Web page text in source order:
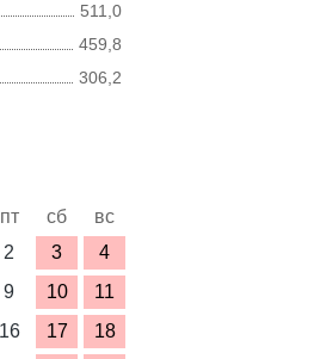
511,0
459,8
306,2
пт сб
вс
2 3
4
9 10
11
16 17
18